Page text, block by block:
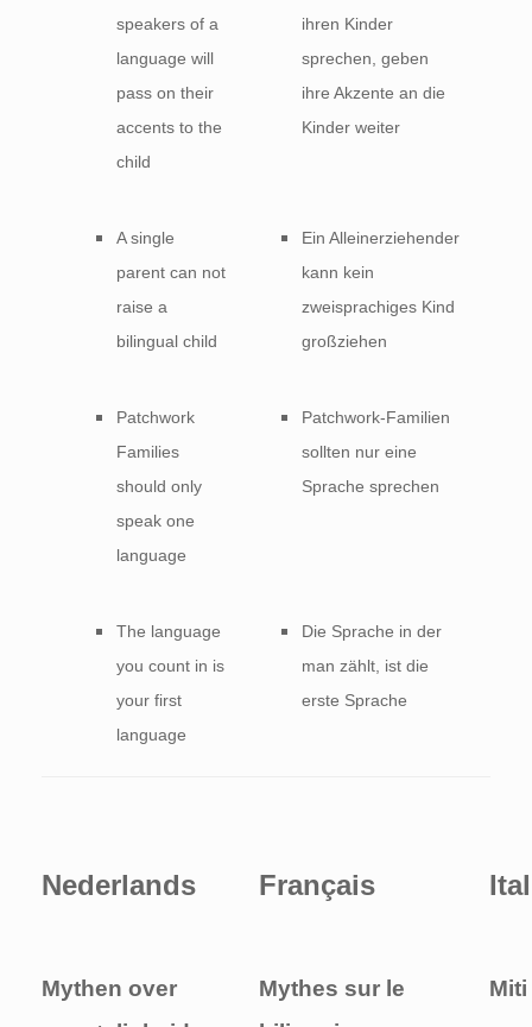
speakers of a
language will
pass on their
accents to the
child
ihren Kinder
sprechen, geben
ihre Akzente an die
Kinder weiter
A single
parent can not
raise a
bilingual child
Ein Alleinerziehender
kann kein
zweisprachiges Kind
großziehen
Patchwork
Families
should only
speak one
language
Patchwork-Familien
sollten nur eine
Sprache sprechen
The language
you count in is
your first
language
Die Sprache in der
man zählt, ist die
erste Sprache
Nederlands Français
Mythen over
Mythes sur le